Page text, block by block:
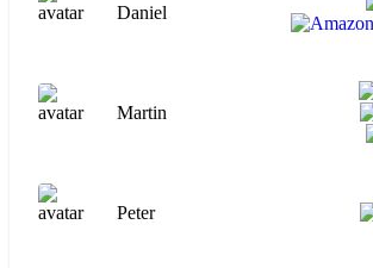
Daniel
Martin
Peter